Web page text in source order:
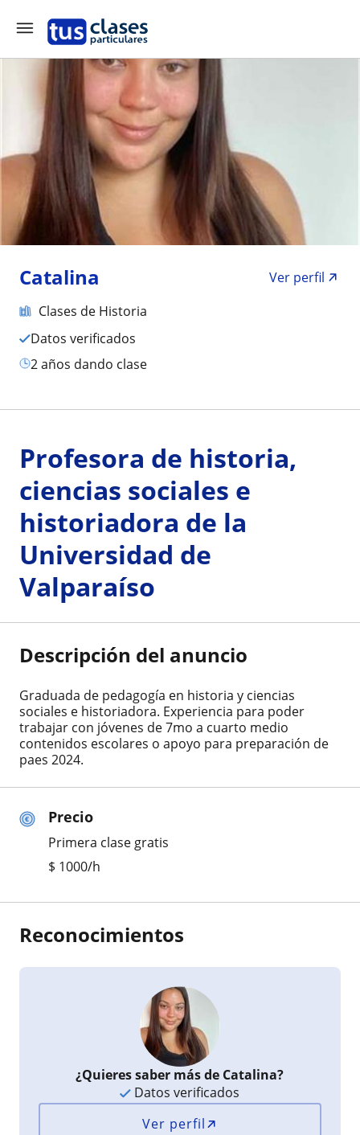
Catalina
Ver perfil
Clases de Historia
Datos verificados
2 años dando clase
Precio
Primera clase gratis
$ 1000/h
Profesora de historia,
ciencias sociales e
historiadora de la
Universidad de
Valparaíso
Descripción del anuncio
Graduada de pedagogía en historia y ciencias
sociales e historiadora. Experiencia para poder
trabajar con jóvenes de 7mo a cuarto medio
contenidos escolares o apoyo para preparación de
paes 2024.
Reconocimientos
¿Quieres saber más de Catalina?
Datos verificados
Ver perfil